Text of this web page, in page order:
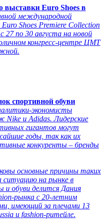
выставки Euro Shoes в
международной
Shoes Premiere Collection
по 30 августа на новой
конгресс-центре ЦМТ
спортивной обуви
экономисты
Nike и Adidas. Лидерские
гигантов могут
годы, так как их
конкуренты – бренды
основные причины таких
ситуацию на рынке в
обуви делится Дания
рынка с 20-летним
имеющий за плечами 13
и fashion-ритейле.